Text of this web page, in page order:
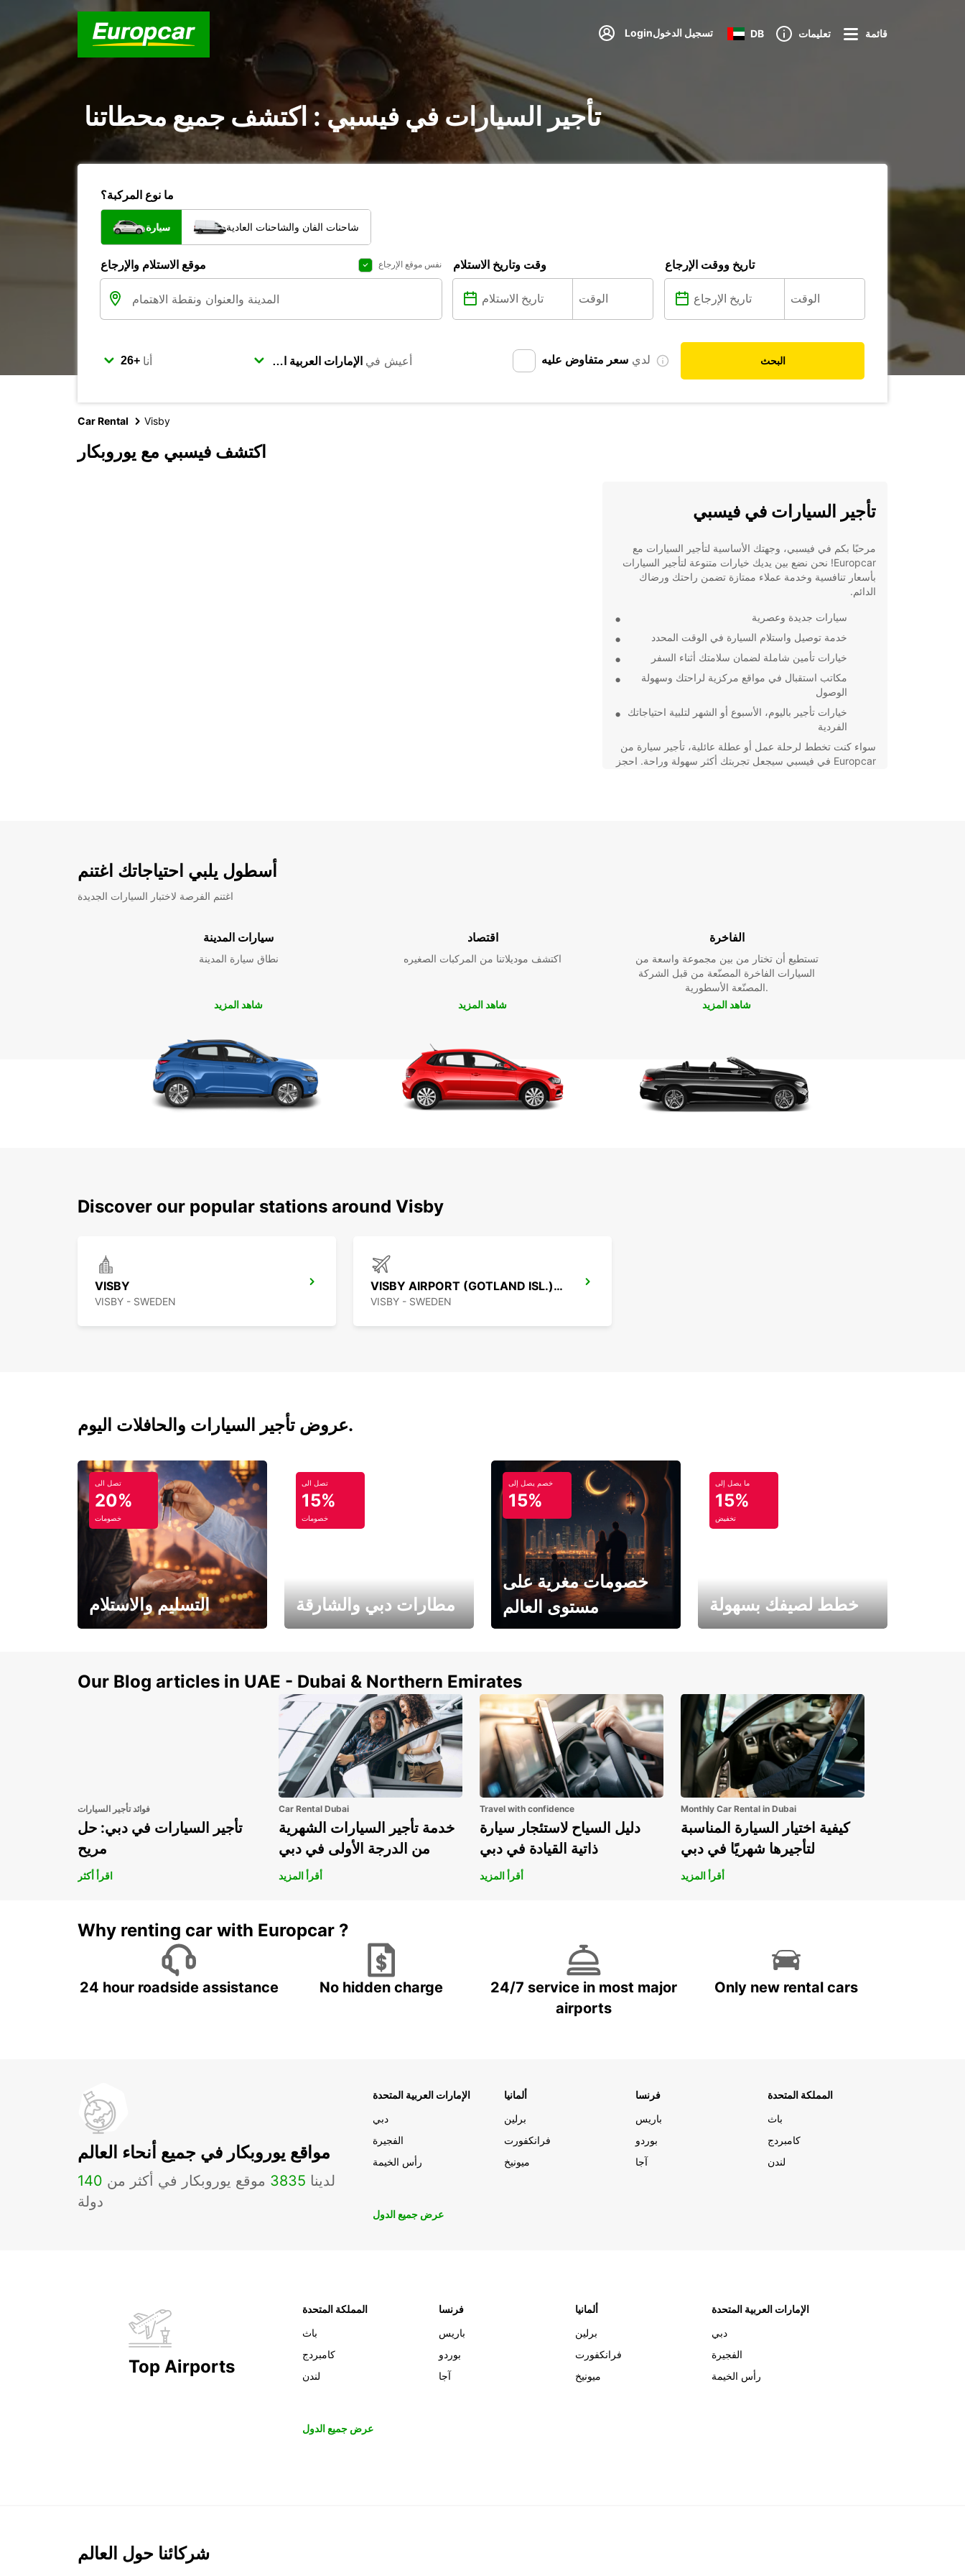
Loginتسجيل الدخول DB تعليمات قائمة
تأجير السيارات في فيسبي : اكتشف جميع محطاتنا
ما نوع المركبة؟
سيارة شاحنات الفان والشاحنات العادية
موقع الاستلام والإرجاع نفس موقع الإرجاع وقت وتاريخ الاستلام تاريخ ووقت الإرجاع
أنا أعيش في لدي سعر متفاوض عليه البحث
Car Rental Visby
اكتشف فيسبي مع يوروبكار
تأجير السيارات في فيسبي
مرحبًا بكم في فيسبي، وجهتك الأساسية لتأجير السيارات مع
Europcar! نحن نضع بين يديك خيارات متنوعة لتأجير السيارات
بأسعار تنافسية وخدمة عملاء ممتازة تضمن راحتك ورضاك
الدائم.
سيارات جديدة وعصرية
خدمة توصيل واستلام السيارة في الوقت المحدد
خيارات تأمين شاملة لضمان سلامتك أثناء السفر
مكاتب استقبال في مواقع مركزية لراحتك وسهولة
الوصول
خيارات تأجير باليوم، الأسبوع أو الشهر لتلبية احتياجاتك
الفردية
سواء كنت تخطط لرحلة عمل أو عطلة عائلية، تأجير سيارة من
Europcar في فيسبي سيجعل تجربتك أكثر سهولة وراحة. احجز
أسطول يلبي احتياجاتك اغتنم
اغتنم الفرصة لاختبار السيارات الجديدة
سيارات المدينة
نطاق سيارة المدينة
شاهد المزيد
اقتصاد
اكتشف موديلاتنا من المركبات الصغيره
شاهد المزيد
الفاخرة
تستطيع أن تختار من بين مجموعة واسعة من
السيارات الفاخرة المصنّعة من قبل الشركة
المصنّعة الأسطورية.
شاهد المزيد
Discover our popular stations around Visby
VISBY
VISBY - SWEDEN
VISBY AIRPORT (GOTLAND ISL.)*RY*
VISBY - SWEDEN
عروض تأجير السيارات والحافلات اليوم.
تصل الى
20%
خصومات
التسليم والاستلام
تصل الى
15%
خصومات
مطارات دبي والشارقة
خصم يصل إلى
15%
خصومات مغرية على
مستوى العالم
ما يصل إلى
15%
تخفيض
خطط لصيفك بسهولة
Our Blog articles in UAE - Dubai & Northern Emirates
فوائد تأجير السيارات
تأجير السيارات في دبي: حل
مريح
اقرأ أكثر
Car Rental Dubai
خدمة تأجير السيارات الشهرية
من الدرجة الأولى في دبي
أقرأ المزيد
Travel with confidence
دليل السياح لاستئجار سيارة
ذاتية القيادة في دبي
أقرأ المزيد
Monthly Car Rental in Dubai
كيفية اختيار السيارة المناسبة
لتأجيرها شهريًا في دبي
أقرأ المزيد
Why renting car with Europcar ?
24 hour roadside assistance No hidden charge
24/7 service in most major
airports
Only new rental cars
مواقع يوروبكار في جميع أنحاء العالم
لدينا 3835 موقع يوروبكار في أكثر من 140
دولة
الإمارات العربية المتحدة
دبي
الفجيرة
رأس الخيمة
ألمانيا
برلين
فرانكفورت
ميونيخ
فرنسا
باريس
بوردو
آجا
المملكة المتحدة
باث
كامبردج
لندن
عرض جميع الدول
Top Airports
المملكة المتحدة
باث
كامبردج
لندن
فرنسا
باريس
بوردو
آجا
ألمانيا
برلين
فرانكفورت
ميونيخ
الإمارات العربية المتحدة
دبي
الفجيرة
رأس الخيمة
عرض جميع الدول
شركائنا حول العالم